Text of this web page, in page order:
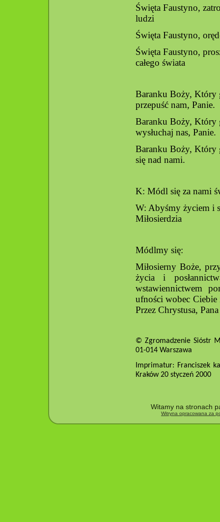
Święta Faustyno,
ludzi
Święta Faustyno,
Święta Faustyno,
całego świata
Baranku Boży, Który
przepuść nam, Panie.
Baranku Boży, Który
wysłuchaj nas, Panie.
Baranku Boży, Który
się nad nami.
K: Módl się za nami
W: Abyśmy życiem i
Miłosierdzia
Módlmy się:
Miłosierny Boże,
życia i
wstawiennictwem
ufności wobec
Przez Chrystusa,
© Zgromadzenie Sióstr
01-014 Warszawa
Imprimatur: Franciszek
Kraków 20 styczeń 2000
Witamy na stronach
Witryna opracowana za